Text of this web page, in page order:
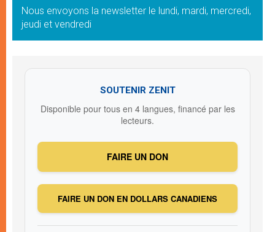
Nous envoyons la newsletter le lundi, mardi, mercredi,
jeudi et vendredi
SOUTENIR ZENIT
Disponible pour tous en 4 langues, financé par les
lecteurs.
FAIRE UN DON
FAIRE UN DON EN DOLLARS CANADIENS